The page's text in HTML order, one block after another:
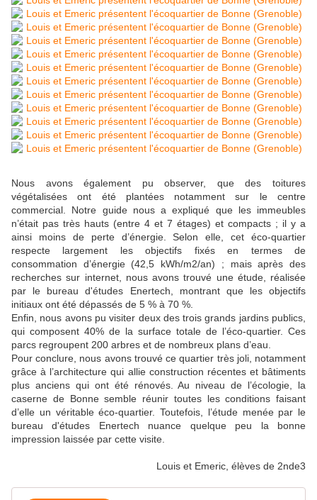
Nous avons également pu observer, que des toitures
végétalisées ont été plantées notamment sur le centre
commercial. Notre guide nous a expliqué que les immeubles
n’était pas très hauts (entre 4 et 7 étages) et compacts ; il y a
ainsi moins de perte d’énergie. Selon elle, cet éco-quartier
respecte largement les objectifs fixés en termes de
consommation d’énergie (42,5 kWh/m2/an) ; mais après des
recherches sur internet, nous avons trouvé une étude, réalisée
par le bureau d'études Enertech, montrant que les objectifs
initiaux ont été dépassés de 5 % à 70 %.
Enfin, nous avons pu visiter deux des trois grands jardins publics,
qui composent 40% de la surface totale de l’éco-quartier. Ces
parcs regroupent 200 arbres et de nombreux plans d’eau.
Pour conclure, nous avons trouvé ce quartier très joli, notamment
grâce à l’architecture qui allie construction récentes et bâtiments
plus anciens qui ont été rénovés. Au niveau de l’écologie, la
caserne de Bonne semble réunir toutes les conditions faisant
d’elle un véritable éco-quartier. Toutefois, l’étude menée par le
bureau d'études Enertech nuance quelque peu la bonne
impression laissée par cette visite.
Louis et Emeric, élèves de 2nde3